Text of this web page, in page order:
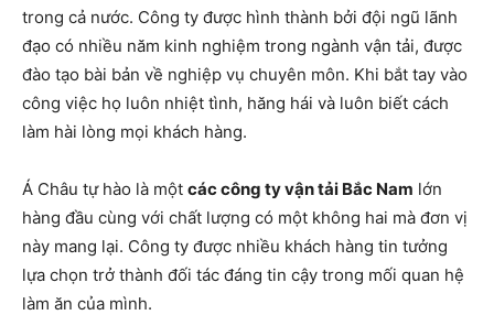
trong cả nước. Công ty được hình thành bởi đội ngũ lãnh
đạo có nhiều năm kinh nghiệm trong ngành vận tải, được
đào tạo bài bản về nghiệp vụ chuyên môn. Khi bắt tay vào
công việc họ luôn nhiệt tình, hăng hái và luôn biết cách
làm hài lòng mọi khách hàng.
Á Châu tự hào là một các công ty vận tải Bắc Nam lớn
hàng đầu cùng với chất lượng có một không hai mà đơn vị
này mang lại. Công ty được nhiều khách hàng tin tưởng
lựa chọn trở thành đối tác đáng tin cậy trong mối quan hệ
làm ăn của mình.